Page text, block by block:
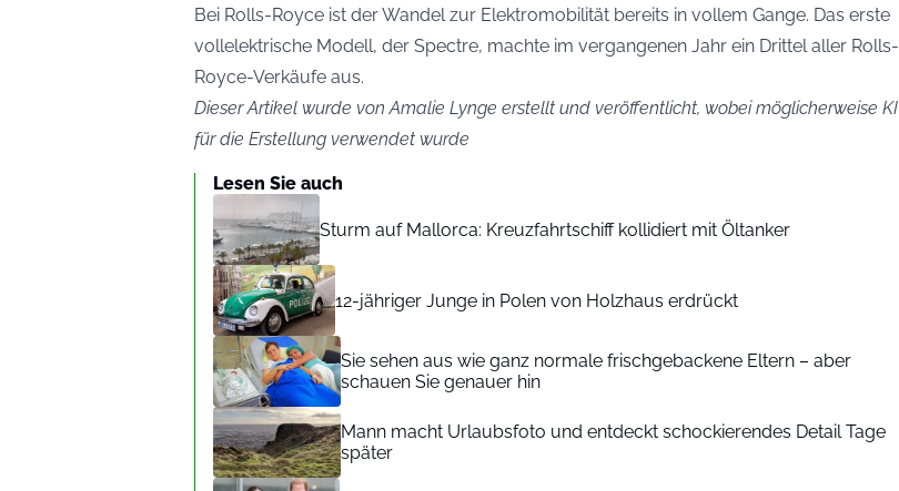
Bei Rolls-Royce ist der Wandel zur Elektromobilität bereits in vollem Gange. Das erste
vollelektrische Modell, der Spectre, machte im vergangenen Jahr ein Drittel aller Rolls-
Royce-Verkäufe aus.
Dieser Artikel wurde von Amalie Lynge erstellt und veröffentlicht, wobei möglicherweise KI
für die Erstellung verwendet wurde
Lesen Sie auch
Sturm auf Mallorca: Kreuzfahrtschiff kollidiert mit Öltanker
12-jähriger Junge in Polen von Holzhaus erdrückt
Sie sehen aus wie ganz normale frischgebackene Eltern – aber
schauen Sie genauer hin
Mann macht Urlaubsfoto und entdeckt schockierendes Detail Tage
später